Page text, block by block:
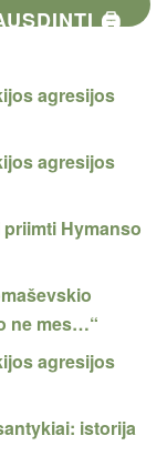
🖨
agresijos
agresijos
Hymanso
ne mes…“
agresijos
istorija